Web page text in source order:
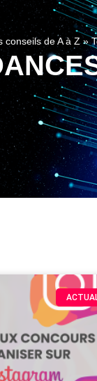
conseils de A à Z»